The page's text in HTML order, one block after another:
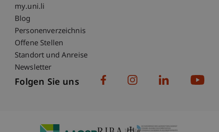
Fußzeile Subdomain-Verzeichnis
my.uni.li
Blog
Personenverzeichnis
Offene Stellen
Standort und Anreise
Newsletter
Folgen Sie uns